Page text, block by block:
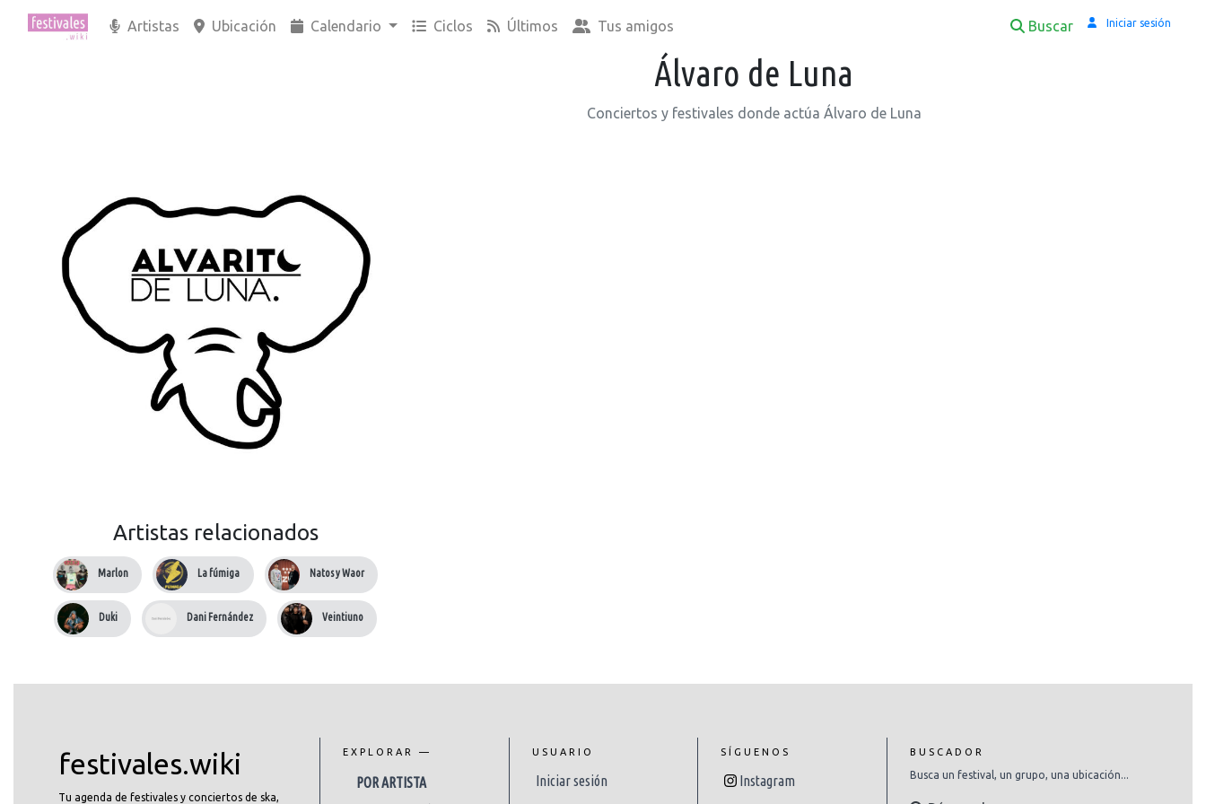
Artistas Ubicación Calendario Ciclos Últimos Tus amigos Buscar Iniciar sesión
Álvaro de Luna
Conciertos y festivales donde actúa Álvaro de Luna
Artistas relacionados
Marlon La fúmiga Natos y Waor
Duki Dani Fernández Veintiuno
festivales.wiki
Tu agenda de festivales y conciertos de ska,
EXPLORAR —
POR ARTISTA
USUARIO
Iniciar sesión
SÍGUENOS
Instagram
BUSCADOR
Busca un festival, un grupo, una ubicación...